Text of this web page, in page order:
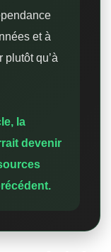
et à
qu’à
la
devenir